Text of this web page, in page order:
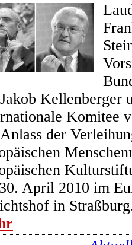
Kellenberger
Komitee
der
April 2010 im
in